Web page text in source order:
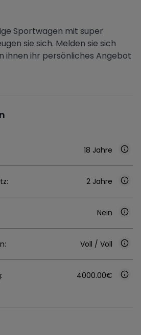
Sportwagen mit super
sie sich. Melden sie sich
ihnen ihr persönliches Angebot
18 Jahre
2 Jahre
Nein
Voll / Voll
4000.00€